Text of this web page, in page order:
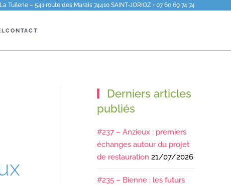
– 541 route des Marais 74410 SAINT-JORIOZ • 07 60 69 74 74
CONTACT
Derniers articles
publiés
#237 – Anzieux : premiers
échanges autour du projet
de restauration 21/07/2026
#235 – Bienne : les futurs